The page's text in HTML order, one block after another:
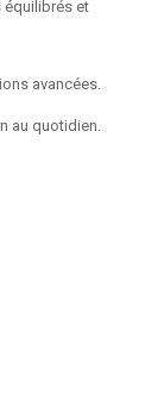
équilibrés et
avancées.
au quotidien.